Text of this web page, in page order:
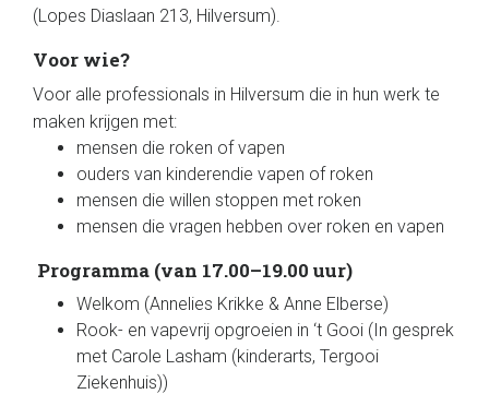
(Lopes Diaslaan 213, Hilversum).
Voor wie?
Voor alle professionals in Hilversum die in hun werk te
maken krijgen met:
mensen die roken of vapen
ouders van kinderendie vapen of roken
mensen die willen stoppen met roken
mensen die vragen hebben over roken en vapen
Programma (van 17.00–19.00 uur)
Welkom (Annelies Krikke & Anne Elberse)
Rook- en vapevrij opgroeien in ‘t Gooi (In gesprek
met Carole Lasham (kinderarts, Tergooi
Ziekenhuis))